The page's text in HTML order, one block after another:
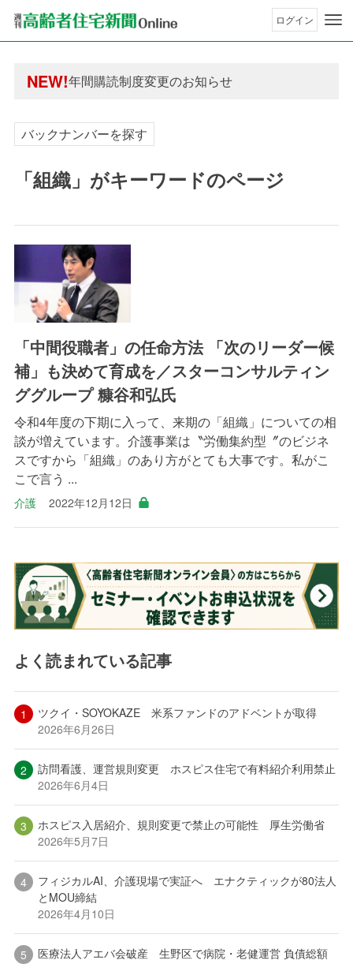
ログイン
NEW!
年間購読制度変更のお知らせ
高齢者住宅新聞 無料会員の皆様へ閲覧本数変更
バックナンバーを探す
「組織」がキーワードのページ
「中間役職者」の任命方法 「次のリーダー候
補」も決めて育成を／スターコンサルティン
ググループ 糠谷和弘氏
令和4年度の下期に入って、来期の「組織」についての相
談が増えています。介護事業は〝労働集約型〞のビジネ
スですから「組織」のあり方がとても大事です。私がこ
こで言う ...
介護 2022年12月12日
よく読まれている記事
ツクイ・SOYOKAZE 米系ファンドのアドベントが取得
2026年6月26日
訪問看護、運営規則変更 ホスピス住宅で有料紹介利用禁止
2026年6月4日
ホスピス入居紹介、規則変更で禁止の可能性 厚生労働省
2026年5月7日
フィジカルAI、介護現場で実証へ エナクティックが80法人
とMOU締結
2026年4月10日
医療法人アエバ会破産 生野区で病院・老健運営 負債総額